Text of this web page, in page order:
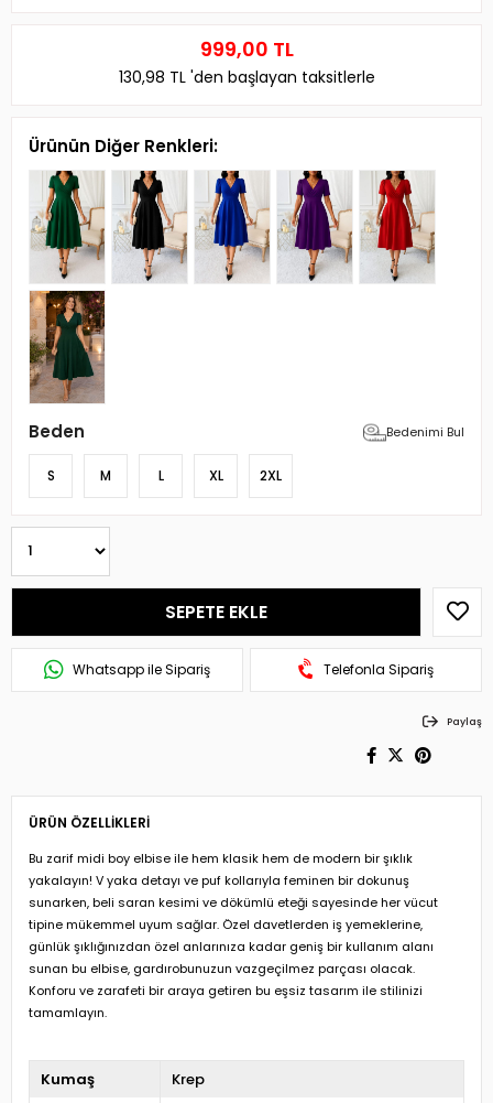
999,00 TL
130,98 TL 'den başlayan taksitlerle
Ürünün Diğer Renkleri:
Beden Bedenimi Bul
S M L XL 2XL
Whatsapp ile Sipariş Telefonla Sipariş
Paylaş
ÜRÜN ÖZELLIKLERI
Bu zarif midi boy elbise ile hem klasik hem de modern bir şıklık
yakalayın! V yaka detayı ve puf kollarıyla feminen bir dokunuş
sunarken, beli saran kesimi ve dökümlü eteği sayesinde her vücut
tipine mükemmel uyum sağlar. Özel davetlerden iş yemeklerine,
günlük şıklığınızdan özel anlarınıza kadar geniş bir kullanım alanı
sunan bu elbise, gardırobunuzun vazgeçilmez parçası olacak.
Konforu ve zarafeti bir araya getiren bu eşsiz tasarım ile stilinizi
tamamlayın.
Kumaş
Krep